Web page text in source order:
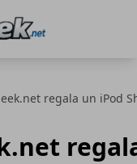
regala un iPod